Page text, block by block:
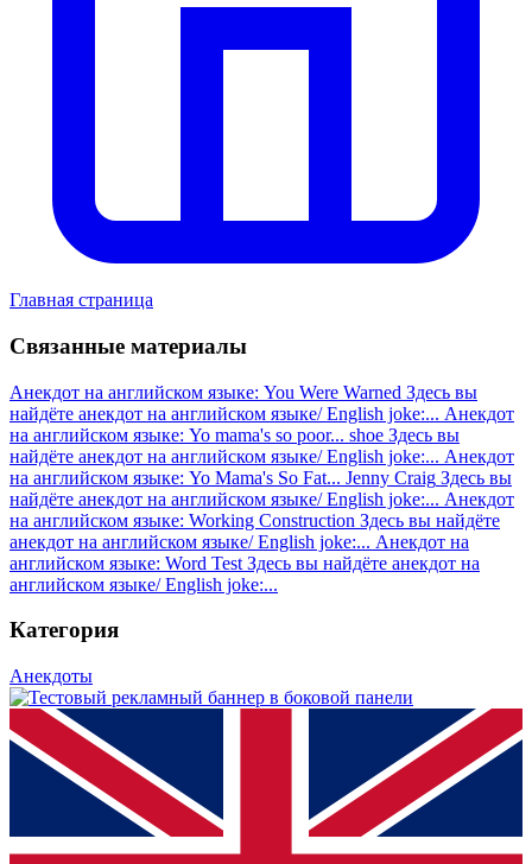
Главная страница
Связанные материалы
Анекдот на английском языке: You Were Warned Здесь вы
найдёте анекдот на английском языке/ English joke:... Анекдот
на английском языке: Yo mama's so poor... shoe Здесь вы
найдёте анекдот на английском языке/ English joke:... Анекдот
на английском языке: Yo Mama's So Fat... Jenny Craig Здесь вы
найдёте анекдот на английском языке/ English joke:... Анекдот
на английском языке: Working Construction Здесь вы найдёте
анекдот на английском языке/ English joke:... Анекдот на
английском языке: Word Test Здесь вы найдёте анекдот на
английском языке/ English joke:...
Категория
Анекдоты